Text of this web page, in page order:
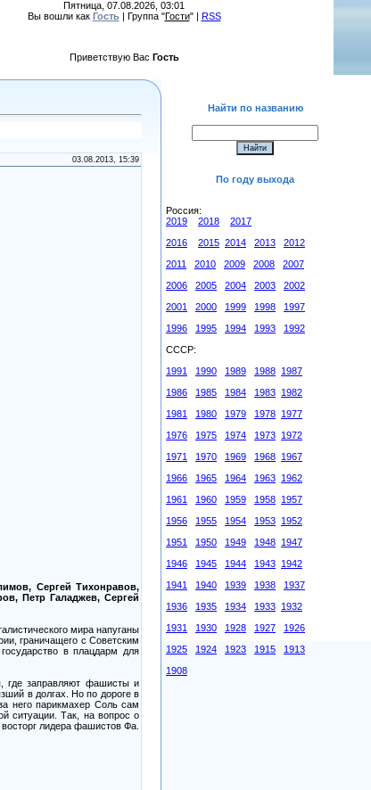
Пятница, 07.08.2026, 03:01
Вы вошли как Гость| Группа "Гости" | RSS
Приветствую Вас Гость
03.08.2013, 15:39
Сергей Тихонравов,
Петр Галаджев, Сергей
мира напуганы
граничащего с Советским
в плацдарм для
где заправляют фашисты и
в долгах. Но по дороге в
него парикмахер Соль сам
ситуации. Так, на вопрос о
лидера фашистов Фа.
Найти по названию
По году выхода
Россия:
2019
2018
2017
2016
2015 2014 2013
2012
2011
2010 2009 2008
2007
2006
2005 2004 2003
2002
2001
2000 1999 1998
1997
1996
1995 1994 1993
1992
СССР:
1991
1990 1989 1988 1987
1986
1985 1984 1983 1982
1981
1980 1979 1978 1977
1976
1975 1974 1973 1972
1971
1970 1969 1968 1967
1966
1965 1964 1963 1962
1961
1960 1959 1958 1957
1956
1955 1954 1953 1952
1951
1950 1949 1948 1947
1946
1945 1944 1943 1942
1941
1940 1939 1938
1937
1936
1935 1934 1933 1932
1931
1930 1928 1927
1926
1925
1924 1923 1915
1913
1908